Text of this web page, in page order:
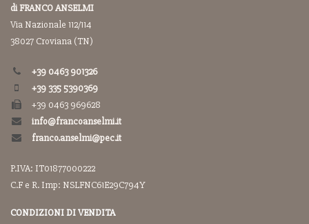
di FRANCO ANSELMI
Via Nazionale 112/114
38027 Croviana (TN)
+39 0463 901326
+39 335 5390369
+39 0463 969628
info@francoanselmi.it
franco.anselmi@pec.it
P.IVA: IT01877000222
C.F e R. Imp: NSLFNC61E29C794Y
CONDIZIONI DI VENDITA